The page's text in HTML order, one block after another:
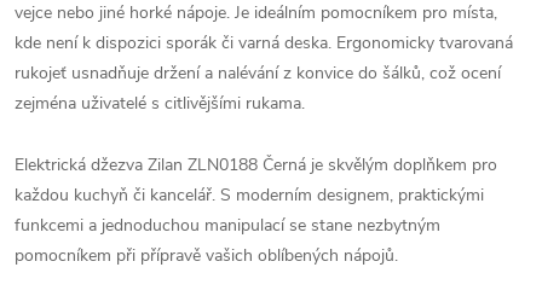
vejce nebo jiné horké nápoje. Je ideálním pomocníkem pro místa,
kde není k dispozici sporák či varná deska. Ergonomicky tvarovaná
rukojeť usnadňuje držení a nalévání z konvice do šálků, což ocení
zejména uživatelé s citlivějšími rukama.
Elektrická džezva Zilan ZLN0188 Černá je skvělým doplňkem pro
každou kuchyň či kancelář. S moderním designem, praktickými
funkcemi a jednoduchou manipulací se stane nezbytným
pomocníkem při přípravě vašich oblíbených nápojů.